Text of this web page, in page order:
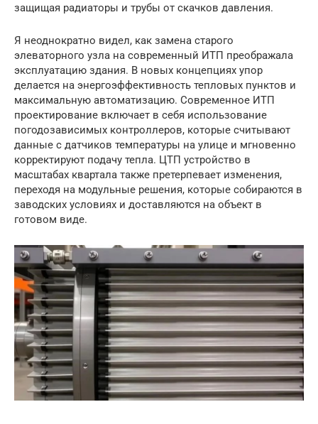
защищая радиаторы и трубы от скачков давления.
Я неоднократно видел, как замена старого
элеваторного узла на современный ИТП преображала
эксплуатацию здания. В новых концепциях упор
делается на энергоэффективность тепловых пунктов и
максимальную автоматизацию. Современное ИТП
проектирование включает в себя использование
погодозависимых контроллеров, которые считывают
данные с датчиков температуры на улице и мгновенно
корректируют подачу тепла. ЦТП устройство в
масштабах квартала также претерпевает изменения,
переходя на модульные решения, которые собираются в
заводских условиях и доставляются на объект в
готовом виде.